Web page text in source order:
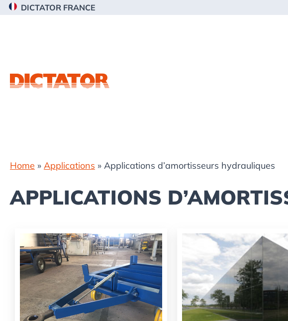
Passer
Passer
PasserDICTATOR FRANCE
Home » Applications » Applications d’amortisseurs hydrauliques
APPLICATIONS